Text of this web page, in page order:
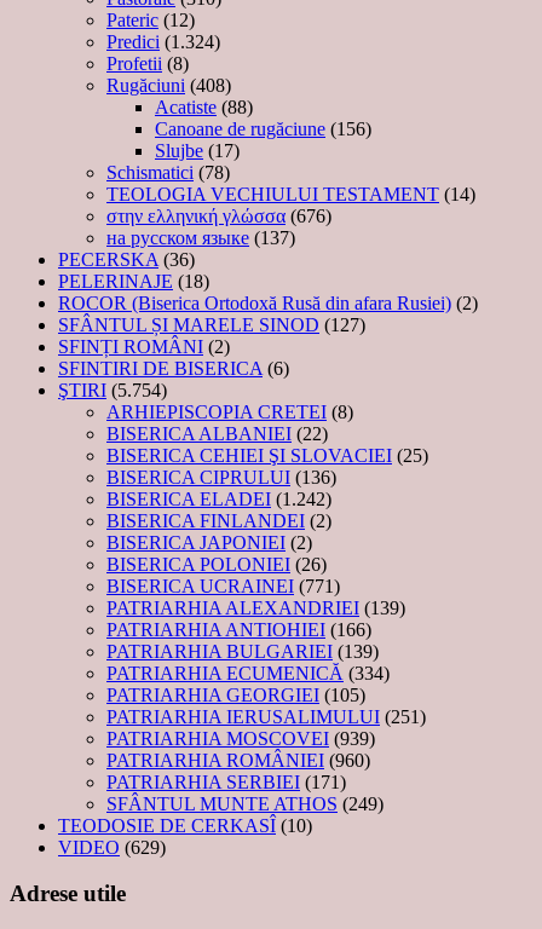
Pateric (12)
Predici (1.324)
Profetii (8)
Rugăciuni (408)
Acatiste (88)
Canoane de rugăciune (156)
Slujbe (17)
Schismatici (78)
TEOLOGIA VECHIULUI TESTAMENT (14)
στην ελληνική γλώσσα (676)
на русском языке (137)
PECERSKA (36)
PELERINAJE (18)
ROCOR (Biserica Ortodoxă Rusă din afara Rusiei) (2)
SFÂNTUL ȘI MARELE SINOD (127)
SFINȚI ROMÂNI (2)
SFINTIRI DE BISERICA (6)
ŞTIRI (5.754)
ARHIEPISCOPIA CRETEI (8)
BISERICA ALBANIEI (22)
BISERICA CEHIEI ŞI SLOVACIEI (25)
BISERICA CIPRULUI (136)
BISERICA ELADEI (1.242)
BISERICA FINLANDEI (2)
BISERICA JAPONIEI (2)
BISERICA POLONIEI (26)
BISERICA UCRAINEI (771)
PATRIARHIA ALEXANDRIEI (139)
PATRIARHIA ANTIOHIEI (166)
PATRIARHIA BULGARIEI (139)
PATRIARHIA ECUMENICĂ (334)
PATRIARHIA GEORGIEI (105)
PATRIARHIA IERUSALIMULUI (251)
PATRIARHIA MOSCOVEI (939)
PATRIARHIA ROMÂNIEI (960)
PATRIARHIA SERBIEI (171)
SFÂNTUL MUNTE ATHOS (249)
TEODOSIE DE CERKASÎ (10)
VIDEO (629)
Adrese utile